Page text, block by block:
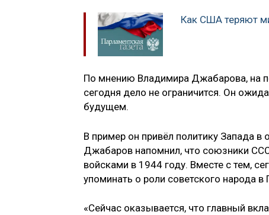
Как США теряют
По мнению Владимира Джабарова, на
сегодня дело не ограничится. Он
будущем.
В пример он привёл политику Запада
Джабаров напомнил, что союзники
войсками в 1944 году. Вместе с тем,
упоминать о роли советского народа
«Сейчас оказывается, что главный